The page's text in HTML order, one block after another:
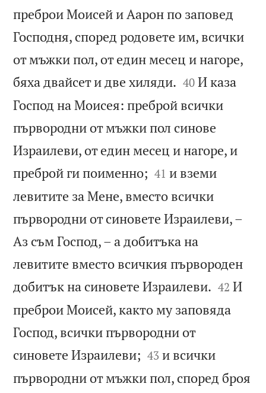
преброи Моисей и Аарон по заповед
Господня, според родовете им, всички
от мъжки пол, от един месец и нагоре,
бяха двайсет и две хиляди. 

40 И каза
Господ на Моисея: преброй всички
първородни от мъжки пол синове
Израилеви, от един месец и нагоре, и
преброй ги поименно; 

41 и вземи
левитите за Мене, вместо всички
първородни от синовете Израилеви, –
Аз съм Господ, – а добитъка на
левитите вместо всичкия първороден
добитък на синовете Израилеви. 

42 И
преброи Моисей, както му заповяда
Господ, всички първородни от
синовете Израилеви; 

43 и всички
първородни от мъжки пол, според броя